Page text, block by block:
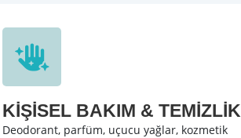
KİŞİSEL BAKIM & TEMİZLİK
Deodorant, parfüm, uçucu yağlar, kozmetik